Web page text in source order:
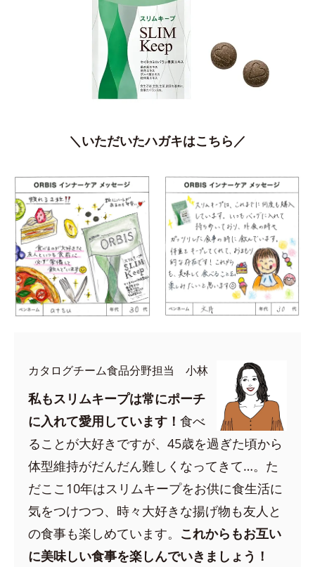
＼いただいたハガキはこちら／
カタログチーム食品分野担当 小林
私もスリムキープは常にポーチ
に入れて愛用しています！ 食べ
ることが大好きですが、45歳を過ぎた頃から
体型維持がだんだん難しくなってきて…。た
だここ10年はスリムキープをお供に食生活に
気をつけつつ、時々大好きな揚げ物も友人と
の食事も楽しめています。 これからもお互い
に美味しい食事を楽しんでいきましょう！